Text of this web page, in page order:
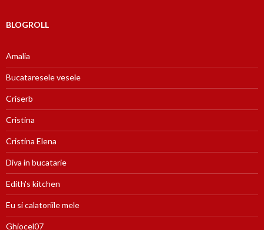
BLOGROLL
Amalia
Bucataresele vesele
Criserb
Cristina
Cristina Elena
Diva in bucatarie
Edith's kitchen
Eu si calatoriile mele
Ghiocel07